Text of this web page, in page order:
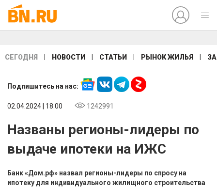
СЕГОДНЯ НОВОСТИ СТАТЬИ РЫНОК ЖИЛЬЯ
Подпишитесь на нас:
02.04.2024 | 18:00 1242991
Названы регионы-лидеры по
выдаче ипотеки на ИЖС
Банк «Дом.рф» назвал регионы-лидеры по спросу на
ипотеку для индивидуального жилищного строительства